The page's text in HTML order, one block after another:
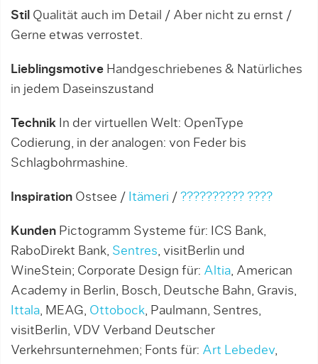
Stil Qualität auch im Detail / Aber nicht zu ernst /
Gerne etwas verrostet.
Lieblingsmotive Handgeschriebenes & Natürliches
in jedem Daseinszustand
Technik In der virtuellen Welt: OpenType
Codierung, in der analogen: von Feder bis
Schlagbohrmashine.
Inspiration Ostsee / Itämeri / ?????????? ????
Kunden Pictogramm Systeme für: ICS Bank,
RaboDirekt Bank, Sentres, visitBerlin und
WineStein; Corporate Design für: Altia, American
Academy in Berlin, Bosch, Deutsche Bahn, Gravis,
Ittala, MEAG, Ottobock, Paulmann, Sentres,
visitBerlin, VDV Verband Deutscher
Verkehrsunternehmen; Fonts für: Art Lebedev,